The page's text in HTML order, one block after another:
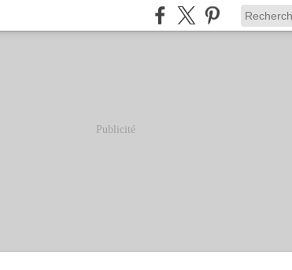
Publicité